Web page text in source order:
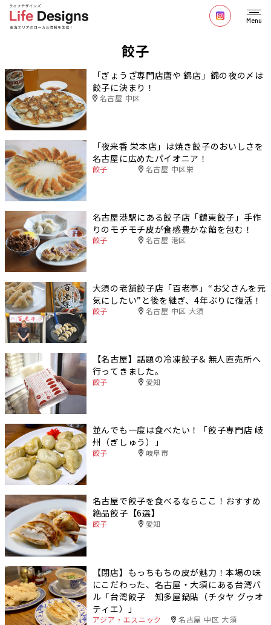
Menu
餃子
「ぎょうざ専門店唐や 錦店」錦の夜の〆は
餃子に決まり！
名古屋 中区
「夜来香 栄本店」は焼き餃子のおいしさを
名古屋に広めたパイオニア！
餃子 名古屋 中区栄
名古屋港駅にある餃子店「鶴東餃子」手作
りのモチモチ皮が食感豊かな餡を包む！
餃子 名古屋 港区
大須の老舗餃子店「百老亭」“お父さんを元
気にしたい”と後を継ぎ、4年ぶりに復活！
餃子 名古屋 中区 大須
【名古屋】話題の冷凍餃子& 無人直売所へ
行ってきました。
餃子 愛知
並んでも一度は食べたい！「餃子専門店 岐
州（ぎしゅう）」
餃子 岐阜市
名古屋で餃子を食べるならここ！おすすめ
絶品餃子【6選】
餃子 愛知
【閉店】もっちもちの皮が魅力！本場の味
にこだわった、名古屋・大須にある台湾バ
ル「台湾餃子 知多屋鍋貼（チタヤ グゥオ
ティエ）」
アジア・エスニック 名古屋 中区 大須